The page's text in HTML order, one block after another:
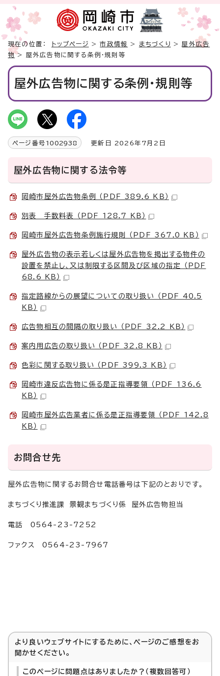
現在の位置： トップページ >市政情報 > まちづくり >屋外広告
物> 屋外広告物に関する条例・規則等
屋外広告物に関する条例・規則等
ページ番号 1002938 更新日 2026年7月2日
屋外広告物に関する法令等
岡崎市屋外広告物条例 （PDF 389.6 KB）
別表 手数料表 （PDF 128.7 KB）
岡崎市屋外広告物条例施行規則 （PDF 367.0 KB）
屋外広告物の表示若しくは屋外広告物を掲出する物件の
設置を禁止し、又は制限する区間及び区域の指定 （PDF
68.6 KB）
指定路線からの展望についての取り扱い （PDF 40.5
KB）
広告物相互の間隔の取り扱い （PDF 32.2 KB）
案内用広告の取り扱い （PDF 32.8 KB）
色彩に関する取り扱い （PDF 399.3 KB）
岡崎市違反広告物に係る是正指導要領 （PDF 136.6
KB）
岡崎市屋外広告業者に係る是正指導要領 （PDF 142.8
KB）
お問合せ先
屋外広告物に関するお問合せ電話番号は下記のとおりです。
まちづくり推進課 景観まちづくり係 屋外広告物担当
電話 0564-23-7252
ファクス 0564-23-7967
より良いウェブサイトにするために、ページのご感想をお
聞かせください。
このページに問題点はありましたか？（複数回答可）